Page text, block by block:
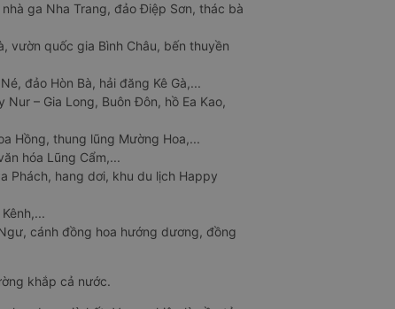
ga Nha Trang, đảo Điệp Sơn, thác bà
vườn quốc gia Bình Châu, bến thuyền
đảo Hòn Bà, hải đăng Kê Gà,...
– Gia Long, Buôn Đôn, hồ Ea Kao,
Hồng, thung lũng Mường Hoa,...
hóa Lũng Cẩm,...
Phách, hang dơi, khu du lịch Happy
cánh đồng hoa hướng dương, đồng
khắp cả nước.